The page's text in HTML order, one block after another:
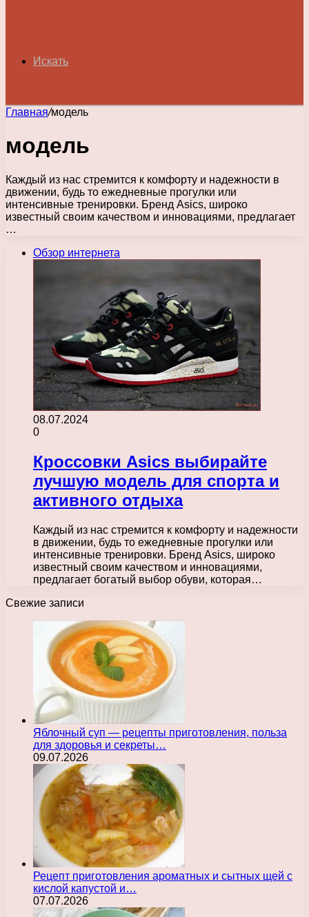
Искать
Главная/модель
модель
Каждый из нас стремится к комфорту и надежности в
движении, будь то ежедневные прогулки или
интенсивные тренировки. Бренд Asics, широко
известный своим качеством и инновациями, предлагает
…
Обзор интернета
08.07.2024
0
Кроссовки Asics выбирайте
лучшую модель для спорта и
активного отдыха
Каждый из нас стремится к комфорту и надежности
в движении, будь то ежедневные прогулки или
интенсивные тренировки. Бренд Asics, широко
известный своим качеством и инновациями,
предлагает богатый выбор обуви, которая…
Свежие записи
Яблочный суп — рецепты приготовления, польза
для здоровья и секреты…
09.07.2026
Рецепт приготовления ароматных и сытных щей с
кислой капустой и…
07.07.2026